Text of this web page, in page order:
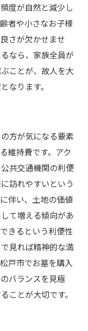
度が自然と減少し
者や小さなお子様
さが欠かせませ
なら、家族全員が
ことが、故人を大
なります。
方が気になる要素
維持費です。アク
共交通機関の利便
訪れやすいという
伴い、土地の価値
て増える傾向があ
きるという利便性
見れば精神的な満
戸市でお墓を購入
バランスを見極
ことが大切です。